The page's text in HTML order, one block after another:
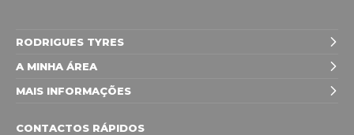
RODRIGUES TYRES
A MINHA ÁREA
MAIS INFORMAÇÕES
CONTACTOS RÁPIDOS